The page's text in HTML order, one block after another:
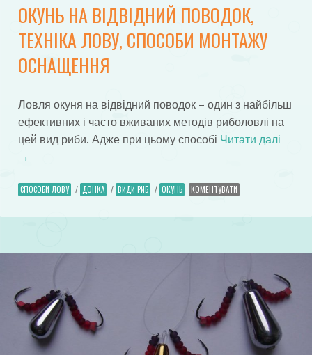
ОКУНЬ НА ВІДВІДНИЙ ПОВОДОК,
ТЕХНІКА ЛОВУ, СПОСОБИ МОНТАЖУ
ОСНАЩЕННЯ
Ловля окуня на відвідний поводок – один з найбільш
ефективних і часто вживаних методів риболовлі на
цей вид риби. Адже при цьому способі Читати далі
→
СПОСОБИ ЛОВУ / ДОНКА / ВИДИ РИБ / ОКУНЬ КОМЕНТУВАТИ